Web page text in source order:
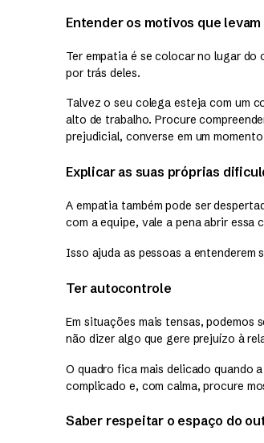
Entender os motivos que
Ter empatia é se colocar no lugar
por trás deles.
Talvez o seu colega esteja com um
alto de trabalho. Procure
prejudicial, converse em um
Explicar as suas próprias
A empatia também pode ser
com a equipe, vale a pena abrir essa
Isso ajuda as pessoas a
Ter autocontrole
Em situações mais tensas, podemos
não dizer algo que gere prejuízo à
O quadro fica mais delicado quando
complicado e, com calma, procure
Saber respeitar o espaço do